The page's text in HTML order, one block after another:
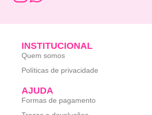
INSTITUCIONAL
Quem somos
Políticas de privacidade
AJUDA
Formas de pagamento